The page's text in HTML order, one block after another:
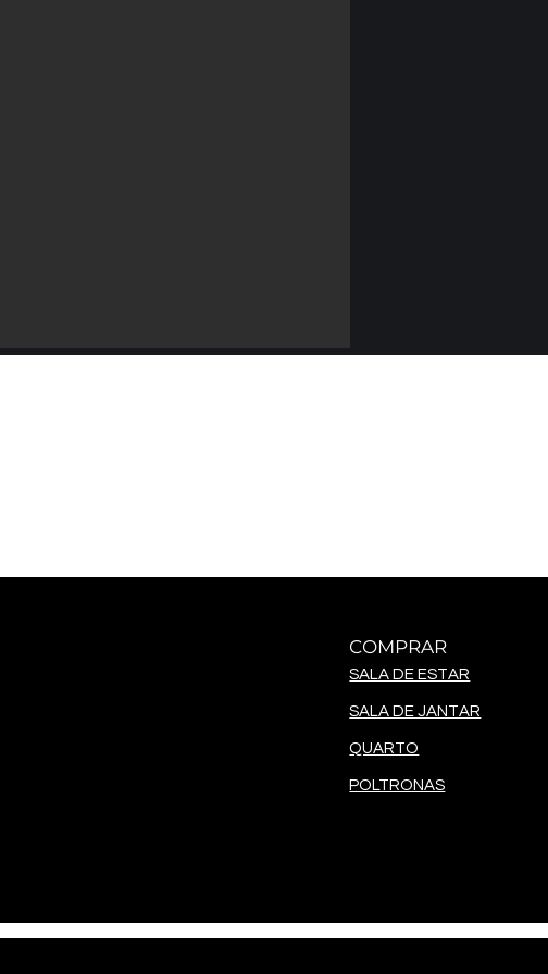
COMPRAR
SALA DE ESTAR
SALA DE JANTAR
QUARTO
POLTRONAS